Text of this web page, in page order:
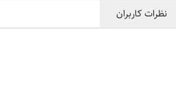
نظرات کاربران